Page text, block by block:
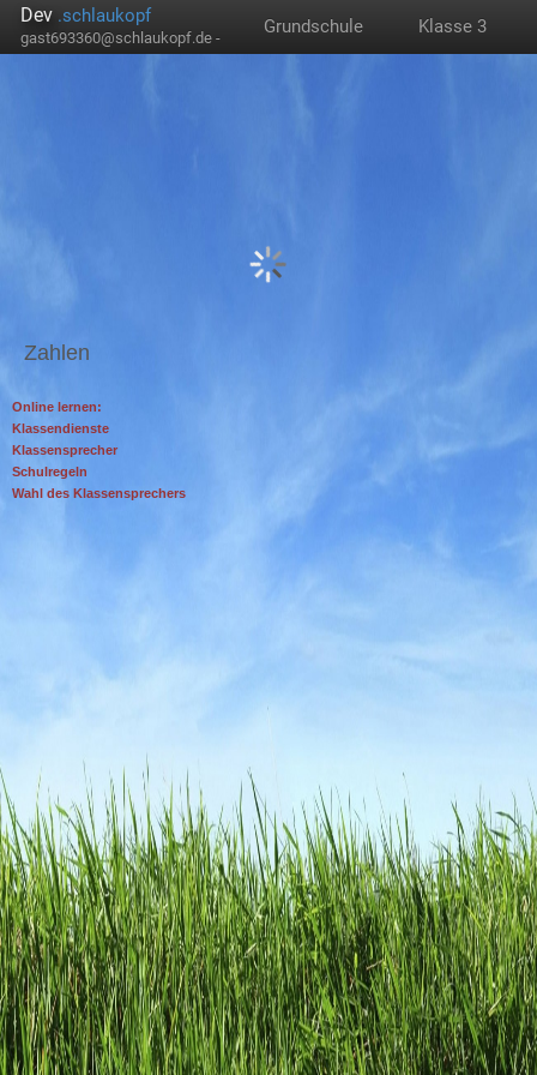
Dev .schlaukopf
gast693360@schlaukopf.de -
Grundschule Klasse 3
Zahlen
Online lernen:
Klassendienste
Klassensprecher
Schulregeln
Wahl des Klassensprechers